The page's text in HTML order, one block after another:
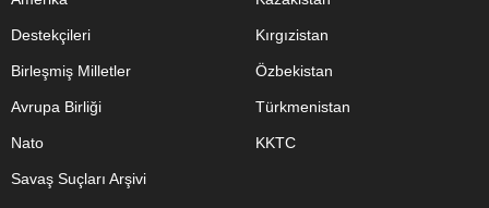
Destekçileri
Birleşmiş Milletler
Avrupa Birliği
Nato
Savaş Suçları Arşivi
Kırgızistan
Özbekistan
Türkmenistan
KKTC